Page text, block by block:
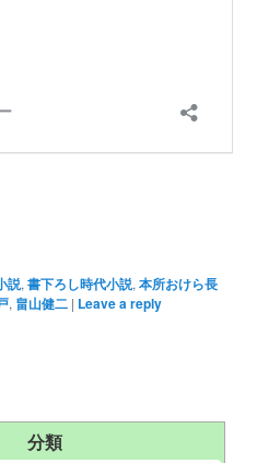
説, 書下ろし時代小説, 本所おけら長
, 畠山健二 | Leave a reply
分類